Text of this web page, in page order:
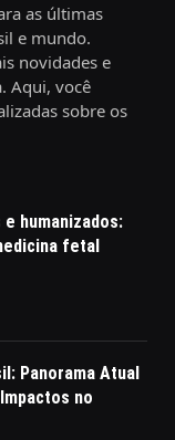
as últimas
e mundo.
novidades e
Aqui, você
sobre os
humanizados:
fetal
Panorama Atual
no